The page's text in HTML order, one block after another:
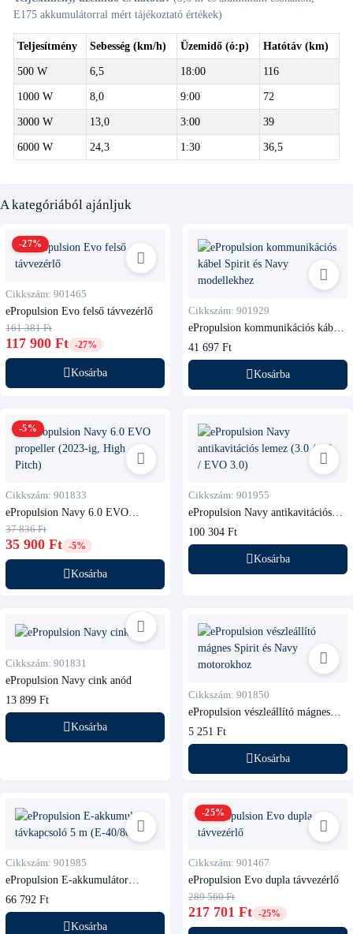
E175 akkumulátorral mért tájékoztató értékek)
Teljesítmény Sebesség (km/h) Üzemidő (ó:p) Hatótáv (km)
500 W 6,5 18:00 116
1000 W 8,0 9:00 72
3000 W 13,0 3:00 39
6000 W 24,3 1:30 36,5
A kategóriából ajánljuk
-27%
Cikkszám: 901465
ePropulsion Evo felső távvezérlő
161 381 Ft
117 900 Ft -27%
Kosárba
Cikkszám: 901929
ePropulsion kommunikációs kábel
Spirit és Navy modellekhez
41 697 Ft
Kosárba
-5%
Cikkszám: 901833
ePropulsion Navy 6.0 EVO
propeller (2023-ig, High Pitch)
37 836 Ft
35 900 Ft -5%
Kosárba
Cikkszám: 901955
ePropulsion Navy antikavitációs
lemez (3.0 / 6.0 / EVO 3.0)
100 304 Ft
Kosárba
Cikkszám: 901831
ePropulsion Navy cink anód
13 899 Ft
Kosárba
Cikkszám: 901850
ePropulsion vészleállító mágnes
Spirit és Navy motorokhoz
5 251 Ft
Kosárba
Cikkszám: 901985
ePropulsion E-akkumulátor
távkapcsoló 5 m (E-40/80/175)
66 792 Ft
Kosárba
-25%
Cikkszám: 901467
ePropulsion Evo dupla távvezérlő
289 560 Ft
217 701 Ft -25%